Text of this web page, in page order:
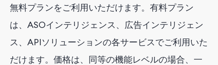
無料プランをご利用いただけます。有料プラン
は、ASOインテリジェンス、広告インテリジェン
ス、APIソリューションの各サービスでご利用いた
だけます。価格は、同等の機能レベルの場合、一